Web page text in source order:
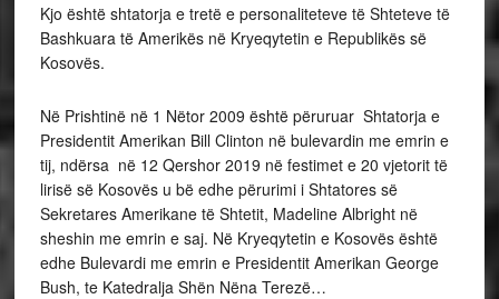
Kjo është shtatorja e tretë e personaliteteve të Shteteve të
Bashkuara të Amerikës në Kryeqytetin e Republikës së
Kosovës.
Në Prishtinë në 1 Nëtor 2009 është përuruar Shtatorja e
Presidentit Amerikan Bill Clinton në bulevardin me emrin e
tij, ndërsa në 12 Qershor 2019 në festimet e 20 vjetorit të
lirisë së Kosovës u bë edhe përurimi i Shtatores së
Sekretares Amerikane të Shtetit, Madeline Albright në
sheshin me emrin e saj. Në Kryeqytetin e Kosovës është
edhe Bulevardi me emrin e Presidentit Amerikan George
Bush, te Katedralja Shën Nëna Terezë…